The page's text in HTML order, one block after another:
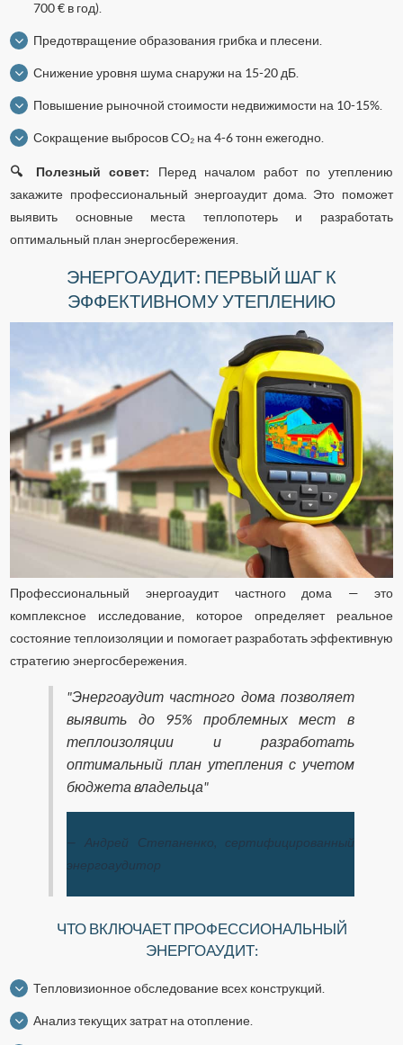
700 € в год).
Предотвращение образования грибка и плесени.
Снижение уровня шума снаружи на 15-20 дБ.
Повышение рыночной стоимости недвижимости на 10-15%.
Сокращение выбросов CO₂ на 4-6 тонн ежегодно.
🔍 Полезный совет: Перед началом работ по утеплению
закажите профессиональный энергоаудит дома. Это поможет
выявить основные места теплопотерь и разработать
оптимальный план энергосбережения.
ЭНЕРГОАУДИТ: ПЕРВЫЙ ШАГ К
ЭФФЕКТИВНОМУ УТЕПЛЕНИЮ
Профессиональный энергоаудит частного дома — это
комплексное исследование, которое определяет реальное
состояние теплоизоляции и помогает разработать эффективную
стратегию энергосбережения.
"Энергоаудит частного дома позволяет
выявить до 95% проблемных мест в
теплоизоляции и разработать
оптимальный план утепления с учетом
бюджета владельца"
— Андрей Степаненко, сертифицированный
энергоаудитор
ЧТО ВКЛЮЧАЕТ ПРОФЕССИОНАЛЬНЫЙ
ЭНЕРГОАУДИТ:
Тепловизионное обследование всех конструкций.
Анализ текущих затрат на отопление.